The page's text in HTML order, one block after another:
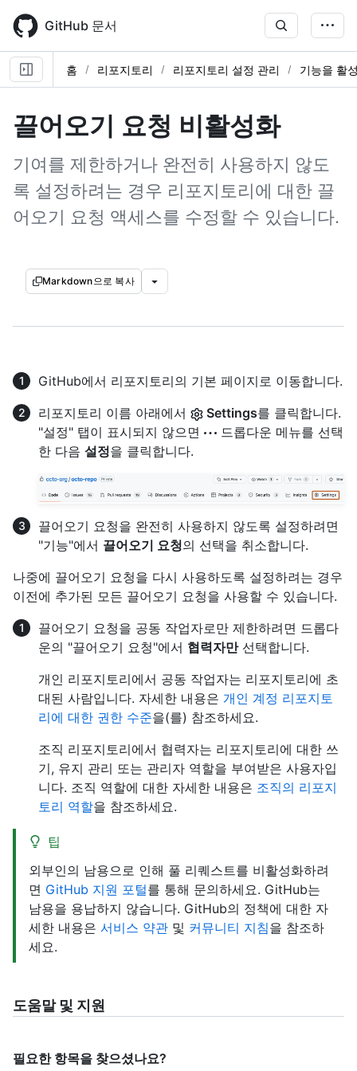
main
content
GitHub 문서
홈 리포지토리 리포지토리 설정 관리 기능을 활
끌어오기 요청 비활성화
기여를 제한하거나 완전히 사용하지 않도
록 설정하려는 경우 리포지토리에 대한 끌
어오기 요청 액세스를 수정할 수 있습니다.
Markdown으로 복사
GitHub에서 리포지토리의 기본 페이지로 이동합니다.
리포지토리 이름 아래에서
Settings를 클릭합니다.
"설정" 탭이 표시되지 않으면
드롭다운 메뉴를 선택
한 다음 설정을 클릭합니다.
끌어오기 요청을 완전히 사용하지 않도록 설정하려면
"기능"에서 끌어오기 요청의 선택을 취소합니다.
나중에 끌어오기 요청을 다시 사용하도록 설정하려는 경우
이전에 추가된 모든 끌어오기 요청을 사용할 수 있습니다.
끌어오기 요청을 공동 작업자로만 제한하려면 드롭다
운의 "끌어오기 요청"에서 협력자만선택합니다.
개인 리포지토리에서 공동 작업자는 리포지토리에 초
대된 사람입니다. 자세한 내용은 개인 계정 리포지토
리에 대한 권한 수준을(를) 참조하세요.
조직 리포지토리에서 협력자는 리포지토리에 대한 쓰
기, 유지 관리 또는 관리자 역할을 부여받은 사용자입
니다. 조직 역할에 대한 자세한 내용은 조직의 리포지
토리 역할을 참조하세요.
팁
외부인의 남용으로 인해 풀 리퀘스트를 비활성화하려
면 GitHub 지원 포털를 통해 문의하세요. GitHub는
남용을 용납하지 않습니다. GitHub의 정책에 대한 자
세한 내용은 서비스 약관 및 커뮤니티 지침을 참조하
세요.
도움말 및 지원
필요한 항목을 찾으셨나요?